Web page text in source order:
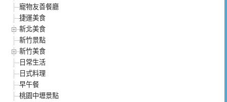
寵物友善餐廳
捷運美食
新北美食
新竹景點
新竹美食
日常生活
日式料理
早午餐
桃園中壢景點